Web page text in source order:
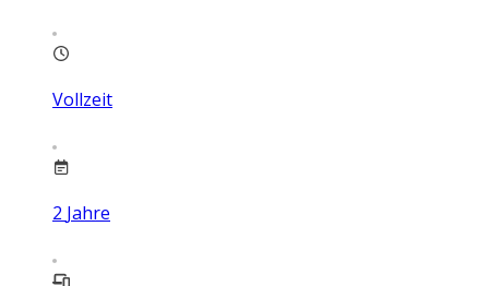
Vollzeit
2 Jahre